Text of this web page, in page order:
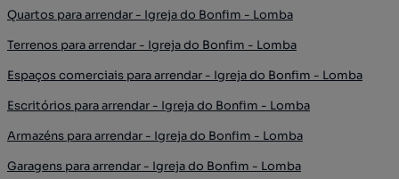
Quartos para arrendar - Igreja do Bonfim - Lomba
Terrenos para arrendar - Igreja do Bonfim - Lomba
Espaços comerciais para arrendar - Igreja do Bonfim - Lomba
Escritórios para arrendar - Igreja do Bonfim - Lomba
Armazéns para arrendar - Igreja do Bonfim - Lomba
Garagens para arrendar - Igreja do Bonfim - Lomba